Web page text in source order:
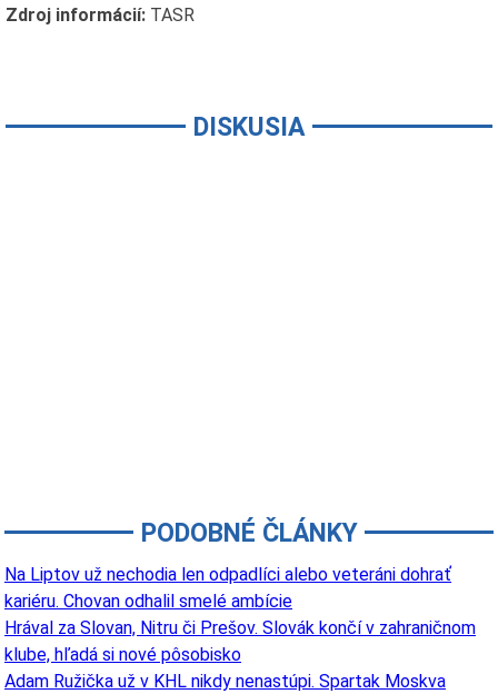
Zdroj informácií:TASR
DISKUSIA
PODOBNÉ ČLÁNKY
Na Liptov už nechodia len odpadlíci alebo veteráni dohrať
kariéru. Chovan odhalil smelé ambície
Hrával za Slovan, Nitru či Prešov. Slovák končí v zahraničnom
klube, hľadá si nové pôsobisko
Adam Ružička už v KHL nikdy nenastúpi. Spartak Moskva